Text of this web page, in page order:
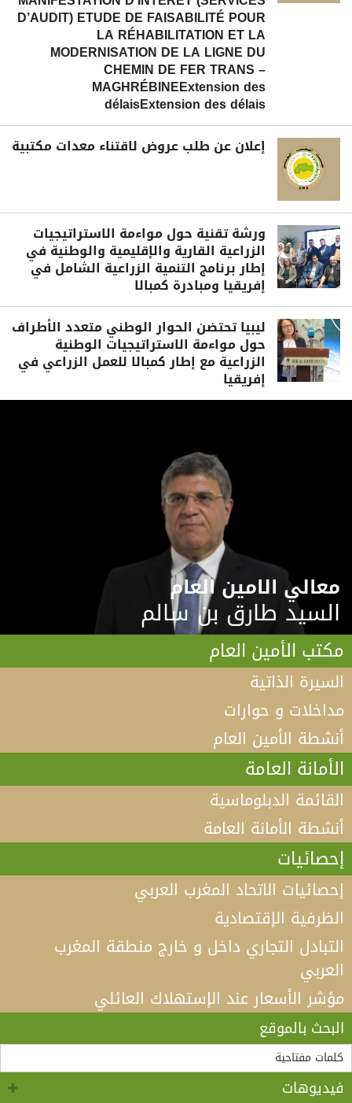
D’AUDIT) ETUDE DE FAISABILITÉ POUR
LA RÉHABILITATION ET LA
MODERNISATION DE LA LIGNE DU
CHEMIN DE FER TRANS –
MAGHRÉBINEExtension des
délaisExtension des délais
إعلان عن طلب عروض لاقتناء معدات مكتبية
ورشة تقنية حول مواءمة الاستراتيجيات
الزراعية القارية والإقليمية والوطنية في
إطار برنامج التنمية الزراعية الشامل في
إفريقيا ومبادرة كمبالا
ليبيا تحتضن الحوار الوطني متعدد الأطراف
حول مواءمة الاستراتيجيات الوطنية
الزراعية مع إطار كمبالا للعمل الزراعي في
إفريقيا
معالي الامين العام
السيد طارق بن سالم
مكتب الأمين العام
السيرة الذاتية
مداخلات و حوارات
أنشطة الأمين العام
الأمانة العامة
القائمة الدبلوماسية
أنشطة الأمانة العامة
إحصائيات
إحصائيات الاتحاد المغرب العربي
الظرفية الإقتصادية
التبادل التجاري داخل و خارج منطقة المغرب
العربي
مؤشر الأسعار عند الإستهلاك العائلي
البحث بالموقع
فيديوهات
لقاء الأمين العام لاتحاد المغرب العربي، السيد طارق بن
سالم.بالسيد وزير الشؤون الخارجية والجالية الوطنية
بالخارج، السيد أحمد عطاف
فيديو كلمة الأمين العام لاتحاد المغرب العربي أ.د الطيب
البكوش في الندوة الخامسة التي تنظمها منظمة
“مادثينك” MedThink 5+5 حول موضوع:”أي آفاق لحوار
5+5 متوسط متحول؟ تأقلم مشترك مع واقع ما بعد جائحة
كوفيد 19 “